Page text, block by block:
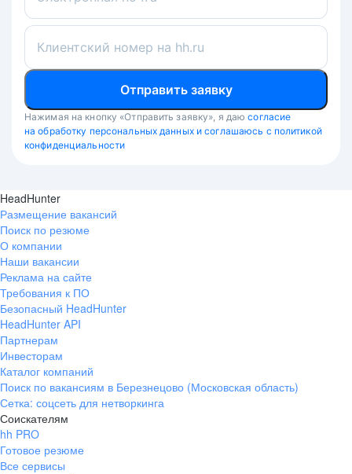
Клиентский номер на hh.ru
Отправить заявку
Нажимая на кнопку «Отправить заявку», я даю согласие
на обработку персональных данных и соглашаюсь с политикой
конфиденциальности
HeadHunter
Размещение вакансий
Поиск по резюме
О компании
Наши вакансии
Реклама на сайте
Требования к ПО
Безопасный HeadHunter
HeadHunter API
Партнерам
Инвесторам
Каталог компаний
Поиск по вакансиям в Березнецово (Московская область)
Сетка: соцсеть для нетворкинга
Соискателям
hh PRO
Готовое резюме
Все сервисы